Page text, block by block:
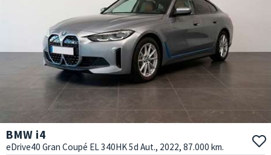
BMW i4
eDrive40 Gran Coupé EL 340HK 5d Aut., 2022, 87.000 km.